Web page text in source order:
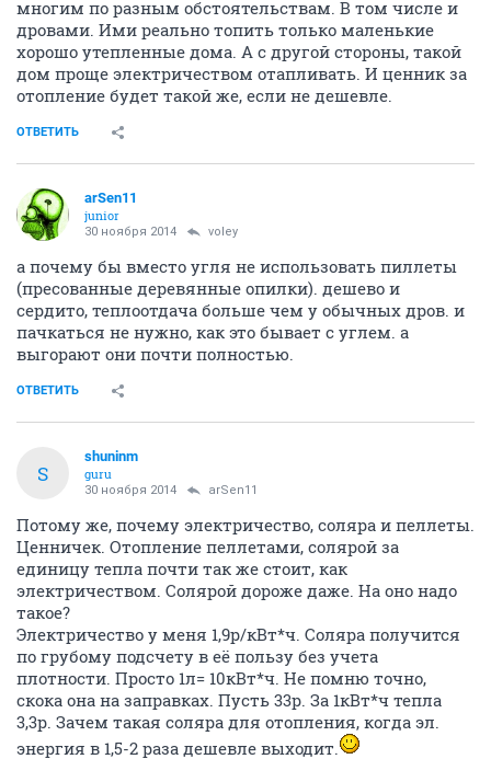
многим по разным обстоятельствам. В том числе и
дровами. Ими реально топить только маленькие
хорошо утепленные дома. А с другой стороны, такой
дом проще электричеством отапливать. И ценник за
отопление будет такой же, если не дешевле.
ОТВЕТИТЬ
arSen11
junior
30 ноября 2014 voley
а почему бы вместо угля не использовать пиллеты
(пресованные деревянные опилки). дешево и
сердито, теплоотдача больше чем у обычных дров. и
пачкаться не нужно, как это бывает с углем. а
выгорают они почти полностью.
ОТВЕТИТЬ
S
shuninm
guru
30 ноября 2014 arSen11
Потому же, почему электричество, соляра и пеллеты.
Ценничек. Отопление пеллетами, солярой за
единицу тепла почти так же стоит, как
электричеством. Солярой дороже даже. На оно надо
такое?
Электричество у меня 1,9р/кВт*ч. Соляра получится
по грубому подсчету в её пользу без учета
плотности. Просто 1л= 10кВт*ч. Не помню точно,
скока она на заправках. Пусть 33р. За 1кВт*ч тепла
3,3р. Зачем такая соляра для отопления, когда эл.
энергия в 1,5-2 раза дешевле выходит.